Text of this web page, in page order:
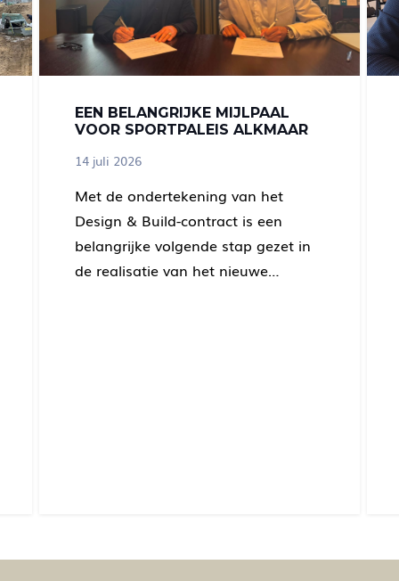
EEN BELANGRIJKE MIJLPAAL
VOOR SPORTPALEIS ALKMAAR
14 juli 2026
Met de ondertekening van het
Design & Build-contract is een
belangrijke volgende stap gezet in
de realisatie van het nieuwe…